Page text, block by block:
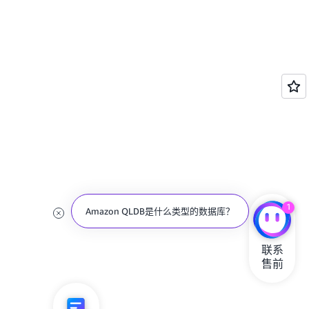
Amazon QLDB是什么类型的数据库？ 1
联系
售前